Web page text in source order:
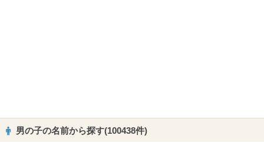
男の子の名前から探す(100438件)